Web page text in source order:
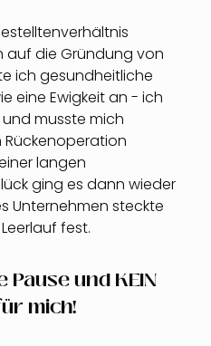
die Gründung von
ich gesundheitliche
eine Ewigkeit an - ich
musste mich
Rückenoperation
langen
ging es dann wieder
Unternehmen steckte
fest.
Pause und KEIN
mich!